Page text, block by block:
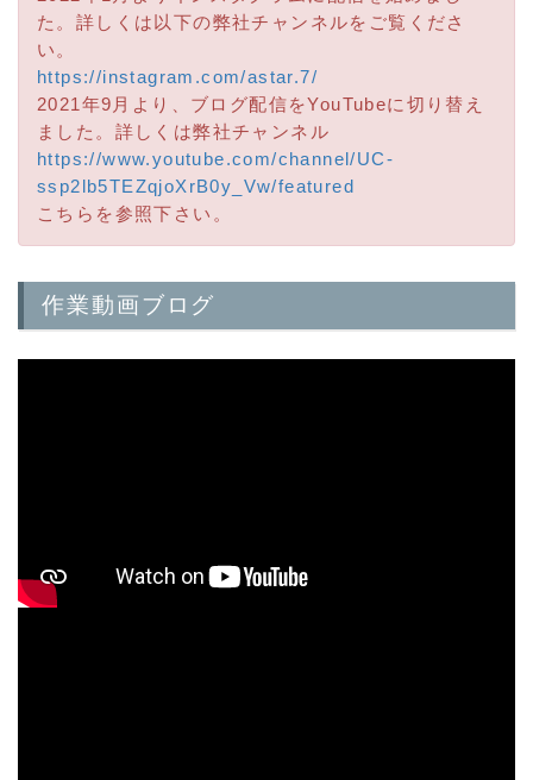
た。詳しくは以下の弊社チャンネルをご覧くださ
い。
https://instagram.com/astar.7/
2021年9月より、ブログ配信をYouTubeに切り替え
ました。詳しくは弊社チャンネル
https://www.youtube.com/channel/UC-
ssp2lb5TEZqjoXrB0y_Vw/featured
こちらを参照下さい。
作業動画ブログ